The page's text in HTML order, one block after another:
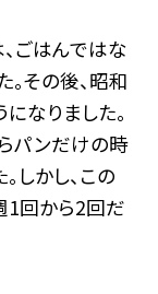
ごはんではな
その後、昭和
なりました。
パンだけの時
しかし、この
1回から2回だ